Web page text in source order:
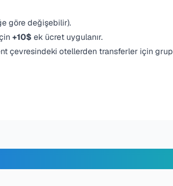
göre değişebilir).
+10$ ek ücret uygulanır.
çevresindeki otellerden transferler için grup